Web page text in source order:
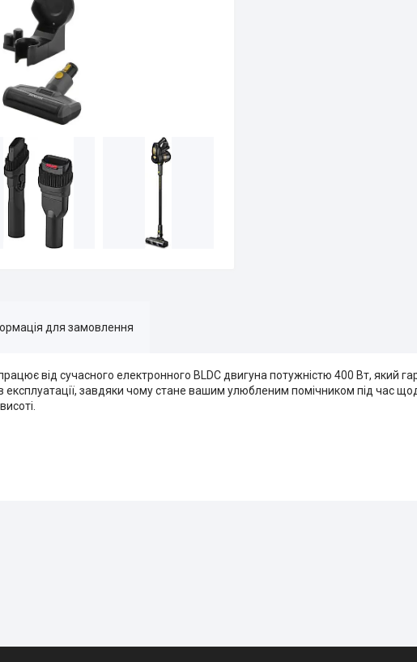
для замовлення
від сучасного електронного BLDC двигуна потужністю 400 Вт, який
експлуатації, завдяки чому стане вашим улюбленим помічником під час